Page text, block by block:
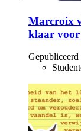
Marcroix
klaar voor
Gepubliceerd